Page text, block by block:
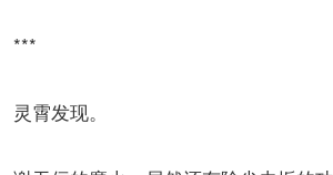
***
灵霄发现。